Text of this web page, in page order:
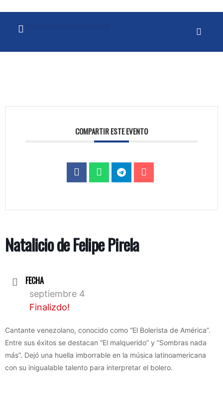
COMPARTIR ESTE EVENTO
Natalicio de Felipe Pirela
FECHA
septiembre 4
Finalizdo!
Cantante venezolano, conocido como “El Bolerista de América”.
Entre sus éxitos se destacan “El malquerido” y “Sombras nada
más”. Dejó una huella imborrable en la música latinoamericana
con su inigualable talento para interpretar el bolero.